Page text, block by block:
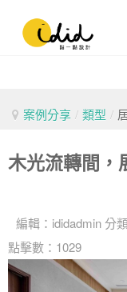
案例分享 / 類型 /
木光流轉間，
編輯： ididadmin 分
點擊數：1029